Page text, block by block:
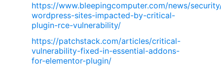
https://www.bleepingcomputer.com/news/
wordpress-sites-impacted-by-critical-
plugin-rce-vulnerability/
https://patchstack.com/articles/critical-
vulnerability-fixed-in-essential-addons-
for-elementor-plugin/